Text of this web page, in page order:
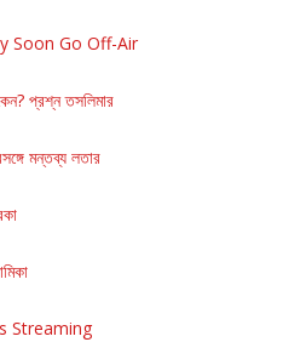
Soon Go Off-Air
প্রশ্ন তসলিমার
মন্তব্য লতার
Streaming